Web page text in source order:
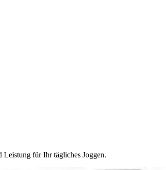
für Ihr tägliches Joggen.